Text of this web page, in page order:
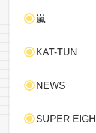
嵐
KAT-TUN
NEWS
SUPER